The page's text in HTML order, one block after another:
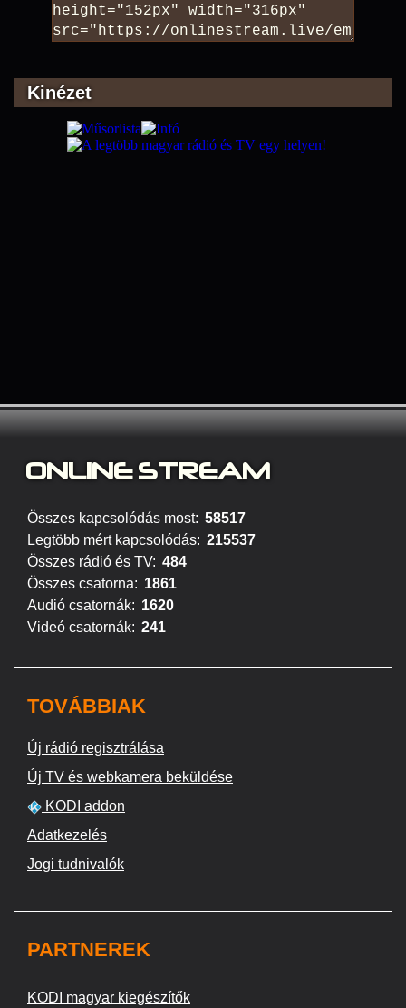
Kinézet
ONLINE STREAM
Összes kapcsolódás most: 58517
Legtöbb mért kapcsolódás: 215537
Összes rádió és TV: 484
Összes csatorna: 1861
Audió csatornák: 1620
Videó csatornák: 241
TOVÁBBIAK
Új rádió regisztrálása
Új TV és webkamera beküldése
KODI addon
Adatkezelés
Jogi tudnivalók
PARTNEREK
KODI magyar kiegészítők